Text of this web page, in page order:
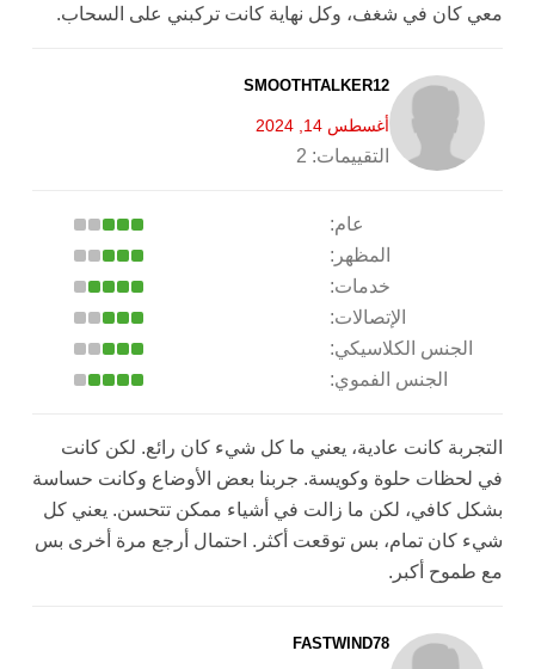
معي كان في شغف، وكل نهاية كانت تركبني على السحاب.
SMOOTHTALKER12
أغسطس 14, 2024
التقييمات: 2
عام:
المظهر:
خدمات:
الإتصالات:
الجنس الكلاسيكي:
الجنس الفموي:
التجربة كانت عادية، يعني ما كل شيء كان رائع. لكن كانت
في لحظات حلوة وكويسة. جربنا بعض الأوضاع وكانت حساسة
بشكل كافي، لكن ما زالت في أشياء ممكن تتحسن. يعني كل
شيء كان تمام، بس توقعت أكثر. احتمال أرجع مرة أخرى بس
مع طموح أكبر.
FASTWIND78